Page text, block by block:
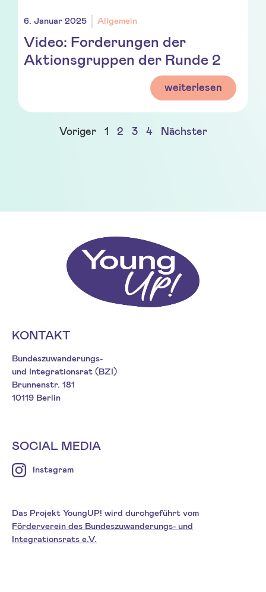
6. Januar 2025 Allgemein
Video: Forderungen der
Aktionsgruppen der Runde 2
weiterlesen
Voriger 1 2 3 4 Nächster
KONTAKT
Bundeszuwanderungs-
und Integrationsrat (BZI)
Brunnenstr. 181
10119 Berlin
SOCIAL MEDIA
Instagram
Das Projekt YoungUP! wird durchgeführt vom
Förderverein des Bundeszuwanderungs- und
Integrationsrats e.V.